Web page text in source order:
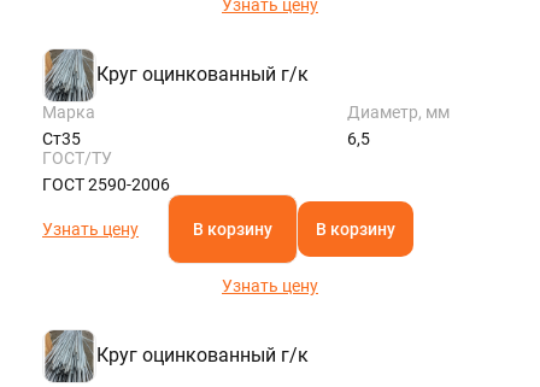
Узнать цену
Круг оцинкованный г/к
Марка
Ст35
Диаметр, мм
6,5
ГОСТ/ТУ
ГОСТ 2590-2006
Узнать цену В корзину В корзину
Узнать цену
Круг оцинкованный г/к